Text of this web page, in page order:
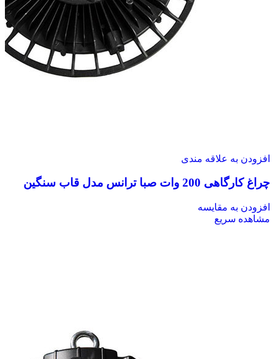
افزودن به علاقه مندی
چراغ کارگاهی 200 وات صبا ترانس مدل قاب سنگین
افزودن به مقایسه
مشاهده سریع